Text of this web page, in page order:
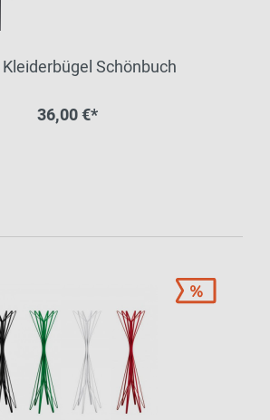
Schönbuch
36,00 €*